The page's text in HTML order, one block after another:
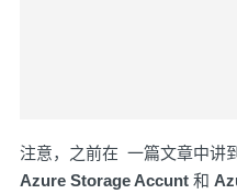
注意，之前在 一篇文章中讲
Azure Storage Accunt 和